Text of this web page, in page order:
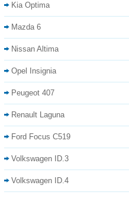
Kia Optima
Mazda 6
Nissan Altima
Opel Insignia
Peugeot 407
Renault Laguna
Ford Focus C519
Volkswagen ID.3
Volkswagen ID.4